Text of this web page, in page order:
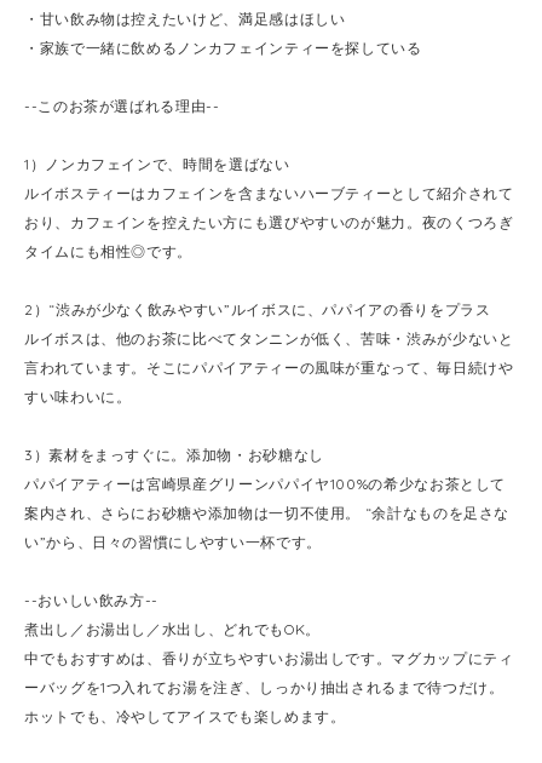
・甘い飲み物は控えたいけど、満足感はほしい
・家族で一緒に飲めるノンカフェインティーを探している
--このお茶が選ばれる理由--
1）ノンカフェインで、時間を選ばない
ルイボスティーはカフェインを含まないハーブティーとして紹介されて
おり、カフェインを控えたい方にも選びやすいのが魅力。夜のくつろぎ
タイムにも相性◎です。
2）“渋みが少なく飲みやすい”ルイボスに、パパイアの香りをプラス
ルイボスは、他のお茶に比べてタンニンが低く、苦味・渋みが少ないと
言われています。そこにパパイアティーの風味が重なって、毎日続けや
すい味わいに。
3）素材をまっすぐに。添加物・お砂糖なし
パパイアティーは宮崎県産グリーンパパイヤ100%の希少なお茶として
案内され、さらにお砂糖や添加物は一切不使用。 “余計なものを足さな
い”から、日々の習慣にしやすい一杯です。
--おいしい飲み方--
煮出し／お湯出し／水出し、どれでもOK。
中でもおすすめは、香りが立ちやすいお湯出しです。マグカップにティ
ーバッグを1つ入れてお湯を注ぎ、しっかり抽出されるまで待つだけ。
ホットでも、冷やしてアイスでも楽しめます。